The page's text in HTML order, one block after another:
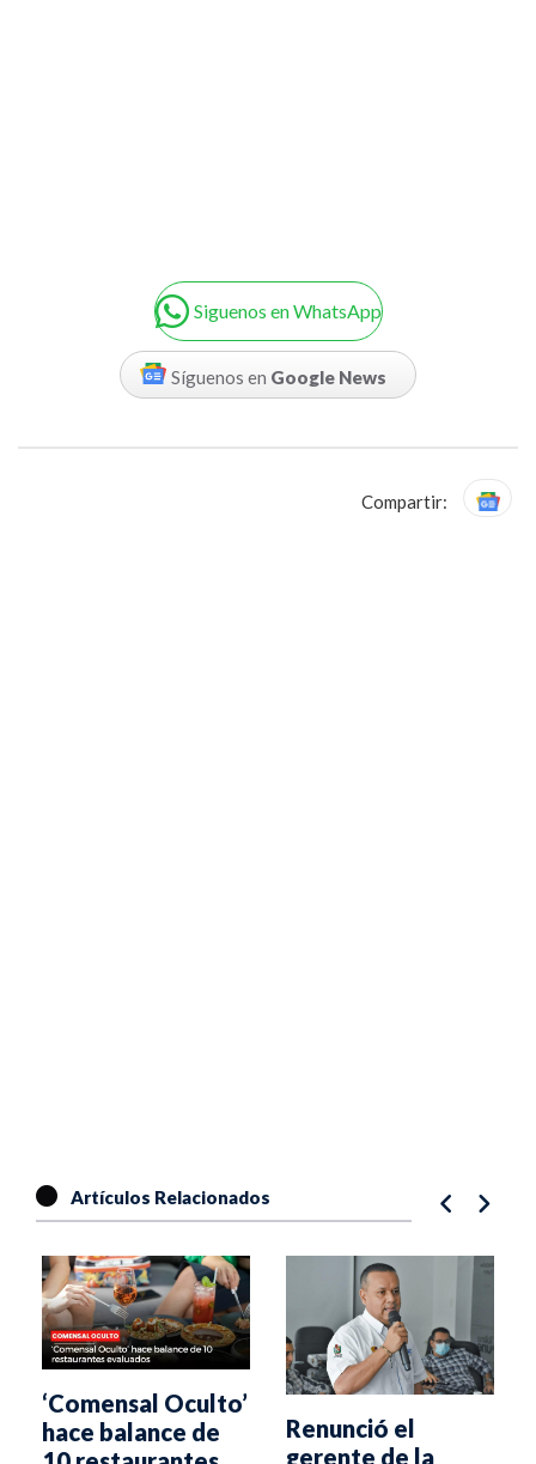
Siguenos en WhatsApp
Síguenos en Google News
Compartir:
Artículos Relacionados
‘Comensal Oculto’
hace balance de
Renunció el
gerente de la